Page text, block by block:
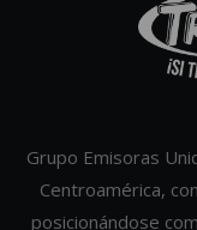
Grupo Emisoras
Centroamérica,
posicionándose